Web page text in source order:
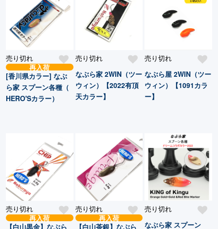
売り切れ
再入荷
[香川県カラー] なぶ
ら家 スプーン各種（
HERO'Sカラー）
売り切れ
なぶら家 2WIN（ツー
ウィン）【2022有頂
天カラー】
売り切れ
なぶら屋 2WIN（ツー
ウィン）【1091カラ
ー】
売り切れ
再入荷
【白山黒金】なぶら
売り切れ
再入荷
【白山茶銀】なぶら
売り切れ
なぶら家 スプーン